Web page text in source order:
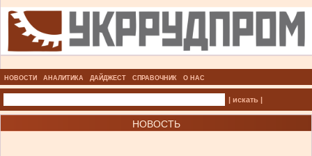
НОВОСТИ АНАЛИТИКА ДАЙДЖЕСТ СПРАВОЧНИК О НАС
| искать |
НОВОСТЬ